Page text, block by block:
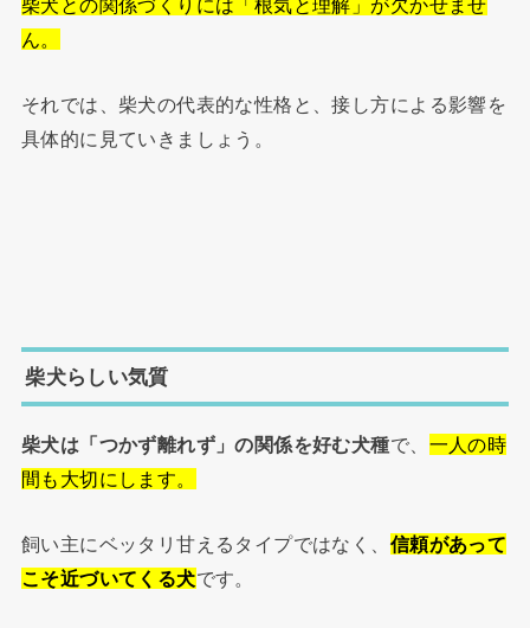
柴犬との関係づくりには「根気と理解」が欠かせませ
ん。
それでは、柴犬の代表的な性格と、接し方による影響を
具体的に見ていきましょう。
柴犬らしい気質
柴犬は「つかず離れず」の関係を好む犬種で、 一人の時
間も大切にします。
飼い主にベッタリ甘えるタイプではなく、 信頼があって
こそ近づいてくる犬です。